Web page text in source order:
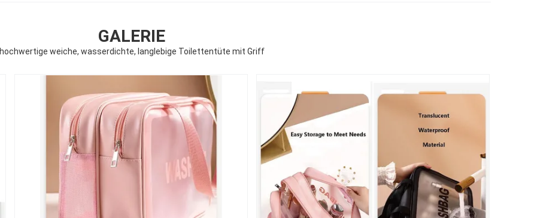
GALERIE
hochwertige weiche, wasserdichte, langlebige Toilettentüte mit Griff